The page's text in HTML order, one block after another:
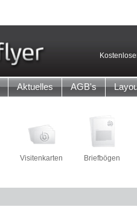
Aktuelles AGB's
Visitenkarten Briefbögen